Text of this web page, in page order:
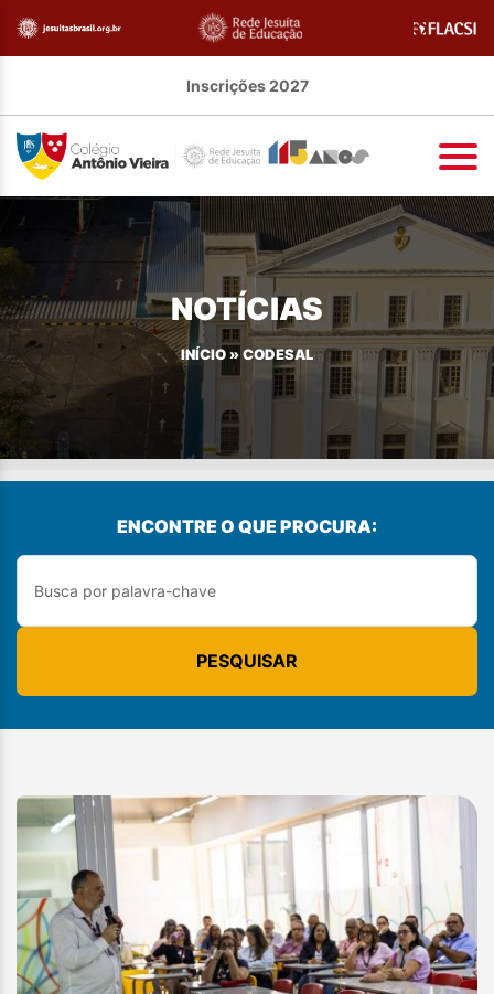
Inscrições 2027
NOTÍCIAS
INÍCIO » CODESAL
ENCONTRE O QUE PROCURA:
PESQUISAR